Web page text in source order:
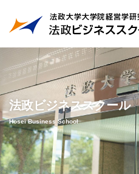
法政ビジネススクール
Hosei Business School